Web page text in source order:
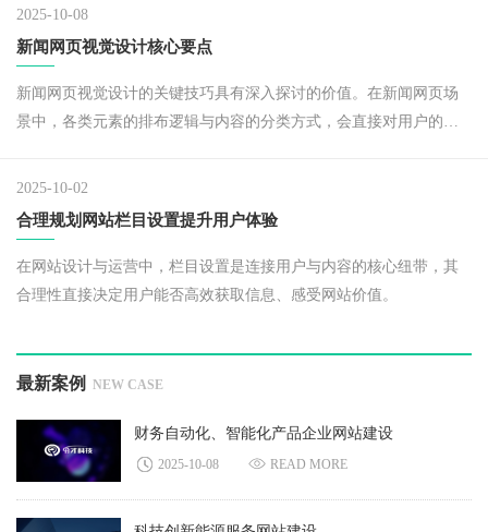
2025-10-08
新闻网页视觉设计核心要点
新闻网页视觉设计的关键技巧具有深入探讨的价值。在新闻网页场
景中，各类元素的排布逻辑与内容的分类方式，会直接对用户的操
2025-10-02
合理规划网站栏目设置提升用户体验
在网站设计与运营中，栏目设置是连接用户与内容的核心纽带，其
合理性直接决定用户能否高效获取信息、感受网站价值。
最新案例 NEW CASE
财务自动化、智能化产品企业网站建设
2025-10-08 READ MORE